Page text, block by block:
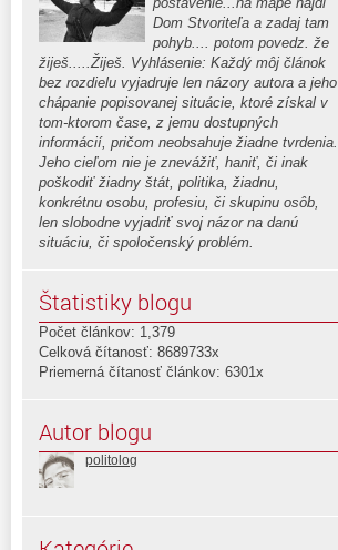
Dom Stvoriteľa a zadaj tam
pohyb.... potom povedz. že
žiješ.....Žiješ. Vyhlásenie: Každý môj článok
bez rozdielu vyjadruje len názory autora a jeho
chápanie popisovanej situácie, ktoré získal v
tom-ktorom čase, z jemu dostupných
informácií, pričom neobsahuje žiadne tvrdenia.
Jeho cieľom nie je znevážiť, haniť, či inak
poškodiť žiadny štát, politika, žiadnu,
konkrétnu osobu, profesiu, či skupinu osôb,
len slobodne vyjadriť svoj názor na danú
situáciu, či spoločenský problém.
Štatistiky blogu
Počet článkov: 1,379
Celková čítanosť: 8689733x
Priemerná čítanosť článkov: 6301x
Autor blogu
politolog